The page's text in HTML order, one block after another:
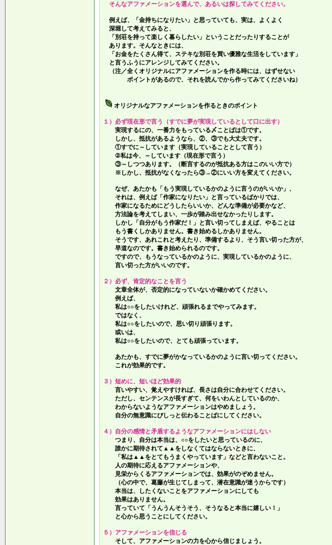
そんなアファメーションを選んで、あるいは探してみてください。
例えば、「金持ちになりたい」と思っていても、実は、よくよく
深堀して考えてみると、
「別荘を持って楽しく暮らしたい」ということだったりすることが
あります。そんなときには、
「お金をたくさん得て、ステキな別荘を買い優雅な生活をしています」
と言うふうにアレンジしてみてください。
（注／全くオリジナルにアファメーションを作る時には、はずせない
ポイントがあるので、それを読んでから作ってみてくださいね）
オリジナルなアファメーションを作るときのポイント
１）必ず現在形で言う（すでに夢が実現しているとして口に出す）
実現するにの、一番力をもっている〆ことばは①です。
しかし、抵抗があるようなら、②、③でも大丈夫です。
①すでに～しています（実現していることとして言う）
②私は今、～しています（現在形で言う）
③～しつつあります。（断言するのが抵抗ある方はこのいい方で）
※しかし、抵抗がなくなったら③→②にいい方を変えてください。
なぜ、あたかも「もう実現しているかのように言うのがいいか」、
それは、例えば「作家になりたい」と言っているばかりでは、
作家になるためにどうしたらいいか、どんな準備が必要かなど、
方法論を考えてしまい、一歩が踏み出せなかったりします。
しかし「自分がもう作家だ！」と言い切ってしまえば、やることは
もう書くしかありません。書き始めるしかありません。
そうです、あれこれと考えたり、準備するより、そう言い切った方が、
早道なのです。書き始められるのです。
ですので、もうなっているかのように、実現しているかのように、
言い切った方がいいのです。
２）必ず、肯定的なことを言う
文章全体が、否定的になっていないか確かめてください。
例えば、
私は○○をしたいけれど、頑張れるまでやってみます。
ではなく、
私は○○をしたいので、思い切り頑張ります。
或いは、
私は○○をしたいので、とても頑張っています。
あたかも、すでに夢がかなっているかのように言い切ってください。
これが効果的です。
３）短めに、短いほど効果的
言いやすい、覚えやすければ、長さは自分に合わせてください。
ただし、センテンスが長すぎて、何をいわんとしているのか、
わからないようなアファメーションはやめましょう。
自分の無意識にぴしっと伝わることばにしてください。
４）自分の感情と矛盾するようなアファメーションにはしない
つまり、自分は本当は、○○をしたいと思っているのに、
誰かに期待されて▲▲をしなくてはならないときに、
「私は▲▲をとてもうまくやっています」などと言わないこと。
人の期待に応えるアファメーションや、
見栄からくるアファメーションでは、効果がのぞめません。
（心の中で、葛藤が生じてしまって、潜在意識が迷うからです）
本当は、したくないことをアファメーションにしても
効果はありません。
言っていて 「うんうんそうそう、そうなると本当に嬉しい！」
と心から思うことにしてください。
５）アファメーションを信じる
そして、アファメーションの力を心から信じましょう。